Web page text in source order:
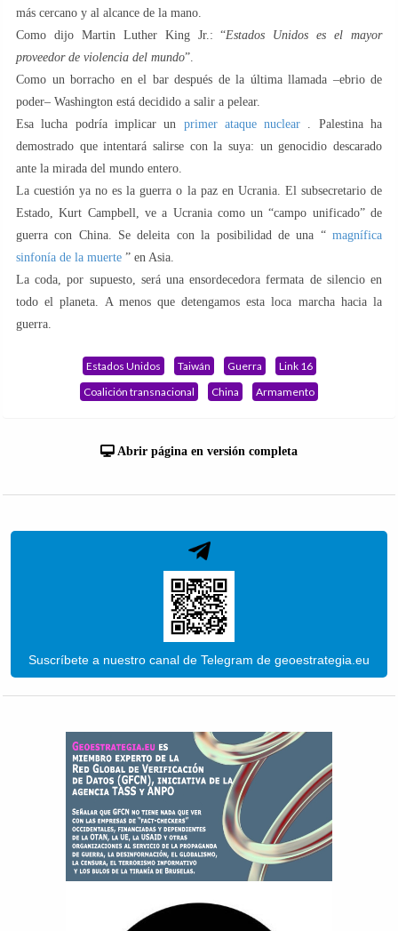
más cercano y al alcance de la mano.
Como dijo Martin Luther King Jr.: “Estados Unidos es el mayor
proveedor de violencia del mundo”.
Como un borracho en el bar después de la última llamada –ebrio de
poder– Washington está decidido a salir a pelear.
Esa lucha podría implicar un primer ataque nuclear . Palestina ha
demostrado que intentará salirse con la suya: un genocidio descarado
ante la mirada del mundo entero.
La cuestión ya no es la guerra o la paz en Ucrania. El subsecretario de
Estado, Kurt Campbell, ve a Ucrania como un “campo unificado” de
guerra con China. Se deleita con la posibilidad de una “ magnífica
sinfonía de la muerte ” en Asia.
La coda, por supuesto, será una ensordecedora fermata de silencio en
todo el planeta. A menos que detengamos esta loca marcha hacia la
guerra.
Estados Unidos Taiwán Guerra
Link 16
Coalición transnacional
China Armamento
Abrir página en versión completa
Suscríbete a nuestro canal de Telegram de geoestrategia.eu